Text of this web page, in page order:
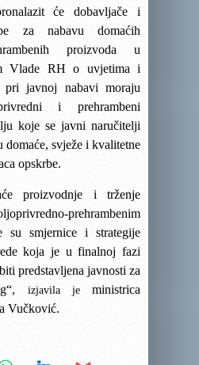
će dobavljače i
za nabavu domaćih
proizvoda u
Vlade RH o uvjetima i
javnoj nabavi moraju
i prehrambeni
koje se javni naručitelji
domaće, svježe i kvalitetne
opskrbe.
proizvodnje i trženje
prehrambenim
su smjernice i strategije
koja je u finalnoj fazi
predstavljena javnosti za
izjavila jeministrica
Vučković.